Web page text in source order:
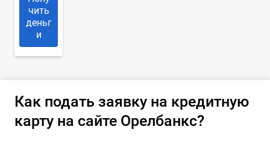
чить
деньг
и
Как подать заявку на кредитную
карту на сайте Орелбанкс?